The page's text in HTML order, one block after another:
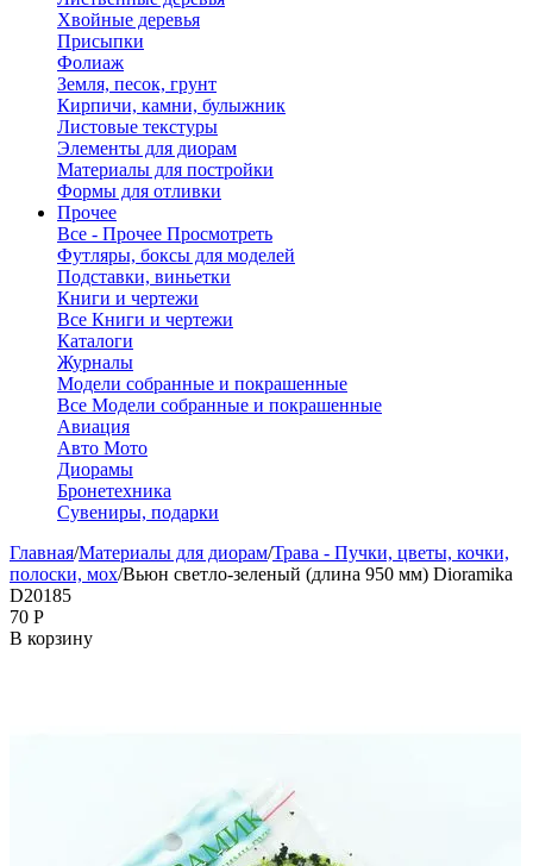
Хвойные деревья
Присыпки
Фолиаж
Земля, песок, грунт
Кирпичи, камни, булыжник
Листовые текстуры
Элементы для диорам
Материалы для постройки
Формы для отливки
Прочее
Все - Прочее Просмотреть
Футляры, боксы для моделей
Подставки, виньетки
Книги и чертежи
Все Книги и чертежи
Каталоги
Журналы
Модели собранные и покрашенные
Все Модели собранные и покрашенные
Авиация
Авто Мото
Диорамы
Бронетехника
Сувениры, подарки
Главная/Материалы для диорам/Трава - Пучки, цветы, кочки,
полоски, мох/Вьюн светло-зеленый (длина 950 мм) Dioramika
D20185
‍70‍ Р
В корзину